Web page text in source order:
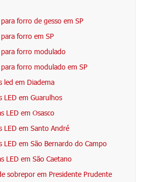
forro de gesso em SP
forro em SP
forro modulado
forro modulado em SP
led em Diadema
LED em Guarulhos
LED em Osasco
LED em Santo André
LED em São Bernardo do Campo
LED em São Caetano
sobrepor em Presidente Prudente